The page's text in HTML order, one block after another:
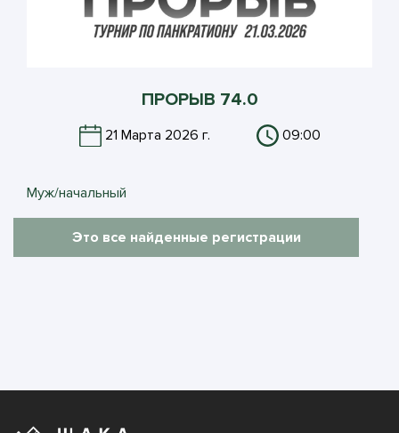
ПРОРЫВ 74.0
21 Марта 2026 г. 09:00
Муж/начальный
Это все найденные регистрации